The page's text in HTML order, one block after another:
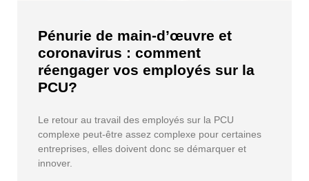
Pénurie de main-d’œuvre et
coronavirus : comment
réengager vos employés sur la
PCU?
Le retour au travail des employés sur la PCU
complexe peut-être assez complexe pour certaines
entreprises, elles doivent donc se démarquer et
innover.